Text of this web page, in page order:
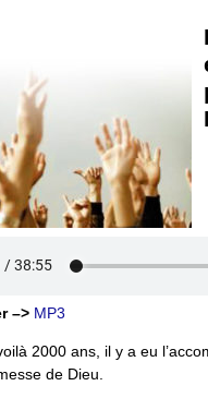
–> MP3
2000 ans, il y a eu
de Dieu.